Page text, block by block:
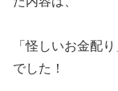
「怪しいお金配
でした！